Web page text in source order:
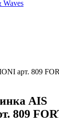
Waves
арт. 809
AIS
809